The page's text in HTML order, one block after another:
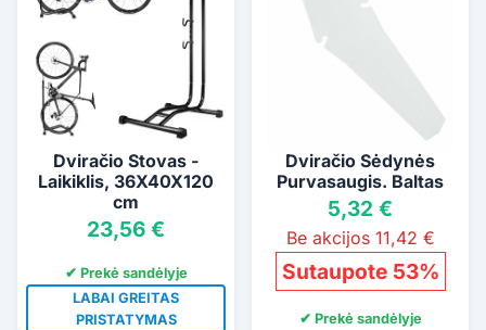
Dviračio Stovas -
Laikiklis, 36X40X120
cm
23,56 €
✔ Prekė sandėlyje
LABAI GREITAS
PRISTATYMAS
Dviračio Sėdynės
Purvasaugis. Baltas
5,32 €
Be akcijos 11,42 €
Sutaupote 53%
✔ Prekė sandėlyje